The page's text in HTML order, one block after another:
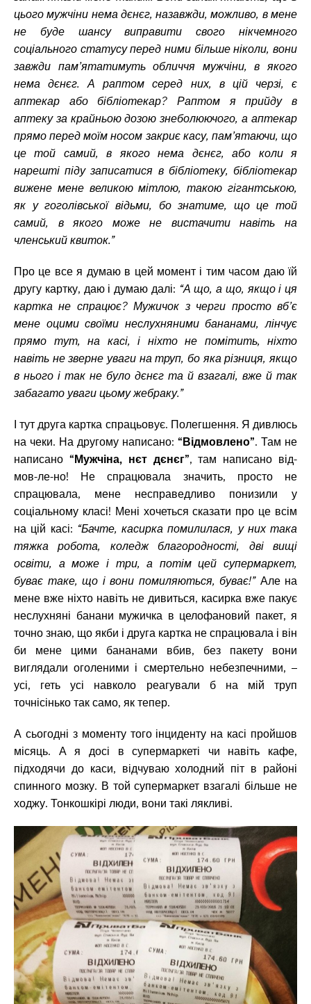
цього мужчіни нема дєнєг, назавжди, можливо, в мене
не буде шансу виправити свого нікчемного
соціального статусу перед ними більше ніколи, вони
завжди пам’ятатимуть обличчя мужчіни, в якого
нема дєнєг. А раптом серед них, в цій черзі, є
аптекар або бібліотекар? Раптом я прийду в
аптеку за крайньою дозою знеболюючого, а аптекар
прямо перед моїм носом закриє касу, пам’ятаючи, що
це той самий, в якого нема дєнєг, або коли я
нарешті піду записатися в бібліотеку, бібліотекар
вижене мене великою мітлою, такою гігантською,
як у гоголівської відьми, бо знатиме, що це той
самий, в якого може не вистачити навіть на
членський квиток.”
Про це все я думаю в цей момент і тим часом даю їй
другу картку, даю і думаю далі: “А що, а що, якщо і ця
картка не спрацює? Мужичок з черги просто вб’є
мене оцими своїми неслухняними бананами, лінчує
прямо тут, на касі, і ніхто не помітить, ніхто
навіть не зверне уваги на труп, бо яка різниця, якщо
в нього і так не було дєнєг та й взагалі, вже й так
забагато уваги цьому жебраку.”
І тут друга картка спрацьовує. Полегшення. Я дивлюсь
на чеки. На другому написано: “Відмовлено”. Там не
написано “Мужчіна, нєт дєнєг”, там написано від-
мов-ле-но! Не спрацювала значить, просто не
спрацювала, мене несправедливо понизили у
соціальному класі! Мені хочеться сказати про це всім
на цій касі: “Бачте, касирка помилилася, у них така
тяжка робота, коледж благородності, дві вищі
освіти, а може і три, а потім цей супермаркет,
буває таке, що і вони помиляються, буває!”Але на
мене вже ніхто навіть не дивиться, касирка вже пакує
неслухняні банани мужичка в целофановий пакет, я
точно знаю, що якби і друга картка не спрацювала і він
би мене цими бананами вбив, без пакету вони
виглядали оголеними і смертельно небезпечними, –
усі, геть усі навколо реагували б на мій труп
точнісінько так само, як тепер.
А сьогодні з моменту того інциденту на касі пройшов
місяць. А я досі в супермаркеті чи навіть кафе,
підходячи до каси, відчуваю холодний піт в районі
спинного мозку. В той супермаркет взагалі більше не
ходжу. Тонкошкірі люди, вони такі лякливі.